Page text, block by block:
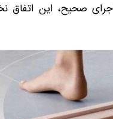
صحیح، این اتفاق